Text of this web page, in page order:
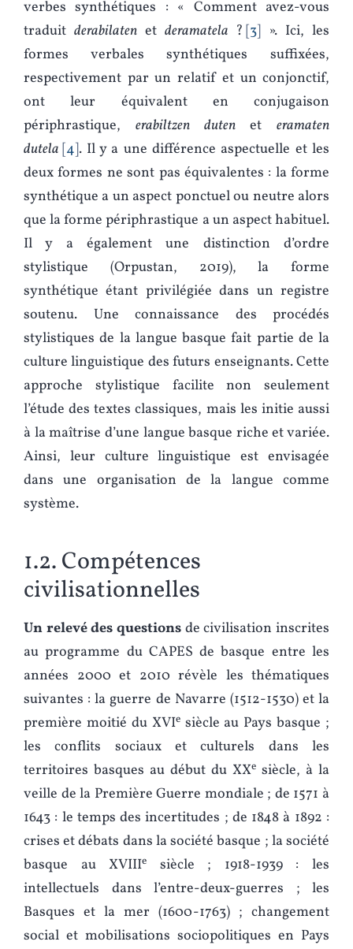
verbes synthétiques : « Comment avez-vous
traduit derabilatenet deramatela ? 3
». Ici, les
formes verbales synthétiques suffixées,
respectivement par un relatif et un conjonctif,
ont leur équivalent en conjugaison
périphrastique, erabiltzen dutenet eramaten
dutela 4 . Il y a une différence aspectuelle et les
deux formes ne sont pas équivalentes : la forme
synthétique a un aspect ponctuel ou neutre alors
que la forme périphrastique a un aspect habituel.
Il y a également une distinction d’ordre
stylistique (Orpustan, 2019), la forme
synthétique étant privilégiée dans un registre
soutenu. Une connaissance des procédés
stylistiques de la langue basque fait partie de la
culture linguistique des futurs enseignants. Cette
approche stylistique facilite non seulement
l’étude des textes classiques, mais les initie aussi
à la maîtrise d’une langue basque riche et variée.
Ainsi, leur culture linguistique est envisagée
dans une organisation de la langue comme
système.
1.2. Compétences
civilisationnelles
Un relevé des questions de civilisation inscrites
au programme du CAPES de basque entre les
années 2000 et 2010 révèle les thématiques
suivantes : la guerre de Navarre (1512-1530) et la
première moitié du XVIesiècle au Pays basque ;
les conflits sociaux et culturels dans les
territoires basques au début du XXe siècle, à la
veille de la Première Guerre mondiale ; de 1571 à
1643 : le temps des incertitudes ; de 1848 à 1892 :
crises et débats dans la société basque ; la société
basque au XVIIIe
siècle ; 1918-1939 : les
intellectuels dans l’entre-deux-guerres ; les
Basques et la mer (1600-1763) ; changement
social et mobilisations sociopolitiques en Pays